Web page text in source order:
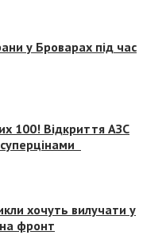
у Броварах під час
100! Відкриття АЗС
хочуть вилучати у
фронт